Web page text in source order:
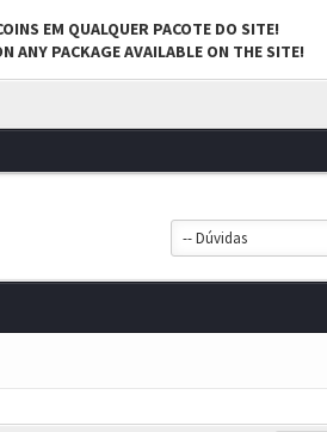
EM QUALQUER PACOTE DO SITE!
ANY PACKAGE AVAILABLE ON THE SITE!